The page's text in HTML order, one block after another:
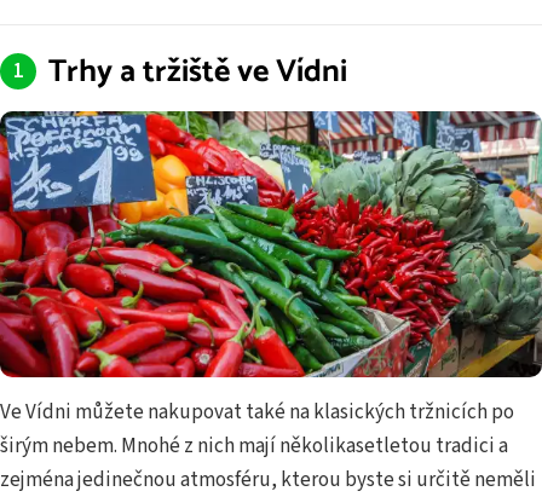
Trhy a tržiště ve Vídni
Ve Vídni můžete nakupovat také na klasických tržnicích po
širým nebem. Mnohé z nich mají několikasetletou tradici a
zejména jedinečnou atmosféru, kterou byste si určitě neměli